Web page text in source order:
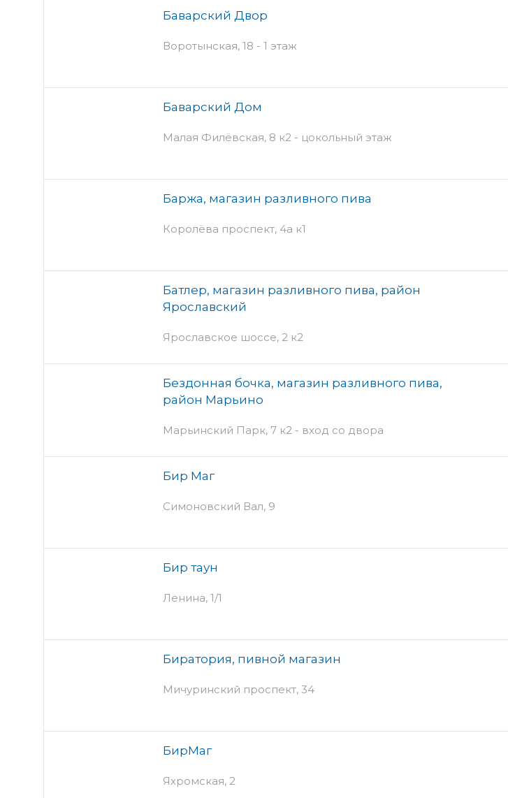
Баварский Двор
Воротынская, 18 - 1 этаж
Баварский Дом
Малая Филёвская, 8 к2 - цокольный этаж
Баржа, магазин разливного пива
Королёва проспект, 4а к1
Батлер, магазин разливного пива, район
Ярославский
Ярославское шоссе, 2 к2
Бездонная бочка, магазин разливного пива,
район Марьино
Марьинский Парк, 7 к2 - вход со двора
Бир Маг
Симоновский Вал, 9
Бир таун
Ленина, 1/1
Биратория, пивной магазин
Мичуринский проспект, 34
БирМаг
Яхромская, 2